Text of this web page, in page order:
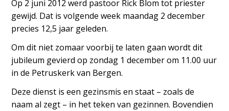
Op 2 juni 2012 werd pastoor Rick Blom tot priester
gewijd. Dat is volgende week maandag 2 december
precies 12,5 jaar geleden.
Om dit niet zomaar voorbij te laten gaan wordt dit
jubileum gevierd op zondag 1 december om 11.00 uur
in de Petruskerk van Bergen.
Deze dienst is een gezinsmis en staat – zoals de
naam al zegt – in het teken van gezinnen. Bovendien